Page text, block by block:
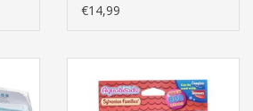
€14,99